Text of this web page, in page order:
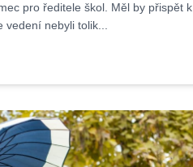
pro ředitele škol. Měl by přispět k
nebyli tolik...